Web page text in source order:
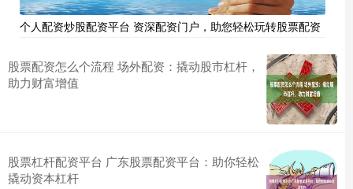
个人配资炒股配资平台 资深配资门户，助您轻松玩转股票配资
股票配资怎么个流程 场外配资：撬动股市杠杆，
助力财富增值
股票杠杆配资平台 广东股票配资平台：助你轻松
撬动资本杠杆